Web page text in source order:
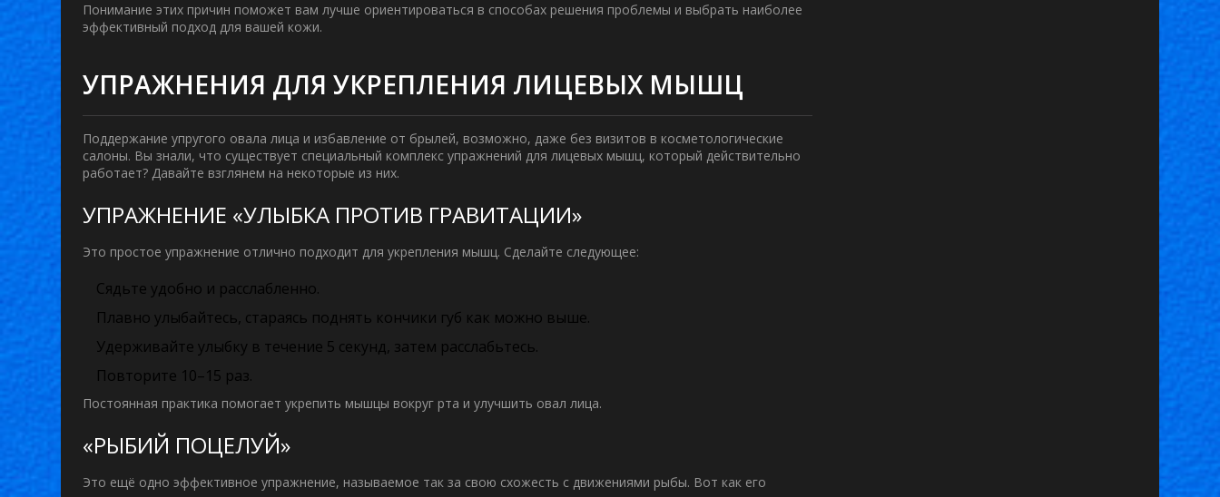
Понимание этих причин поможет вам лучше ориентироваться в способах решения проблемы и выбрать наиболее
эффективный подход для вашей кожи.
УПРАЖНЕНИЯ ДЛЯ УКРЕПЛЕНИЯ ЛИЦЕВЫХ МЫШЦ
Поддержание упругого овала лица и избавление от брылей, возможно, даже без визитов в косметологические
салоны. Вы знали, что существует специальный комплекс упражнений для лицевых мышц, который действительно
работает? Давайте взглянем на некоторые из них.
УПРАЖНЕНИЕ «УЛЫБКА ПРОТИВ ГРАВИТАЦИИ»
Это простое упражнение отлично подходит для укрепления мышц. Сделайте следующее:
Сядьте удобно и расслабленно.
Плавно улыбайтесь, стараясь поднять кончики губ как можно выше.
Удерживайте улыбку в течение 5 секунд, затем расслабьтесь.
Повторите 10–15 раз.
Постоянная практика помогает укрепить мышцы вокруг рта и улучшить овал лица.
«РЫБИЙ ПОЦЕЛУЙ»
Это ещё одно эффективное упражнение, называемое так за свою схожесть с движениями рыбы. Вот как его